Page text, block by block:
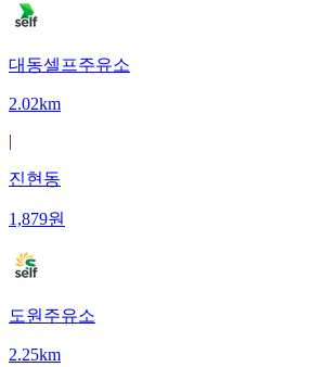
대동셀프주유소
2.02km
|
진현동
1,879원
도원주유소
2.25km